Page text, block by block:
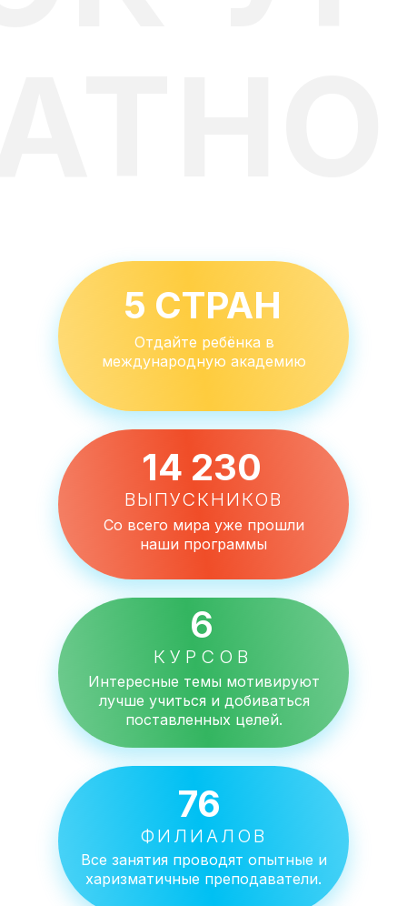
Отдайте ребёнка в
международную академию
Со всего мира уже прошли
наши программы
Интересные темы мотивируют
лучше учиться и добиваться
поставленных целей.
Все занятия проводят опытные и
харизматичные преподаватели.
76
ФИЛИАЛОВ
6
КУРСОВ
5 СТРАН
14 230
ВЫПУСКНИКОВ